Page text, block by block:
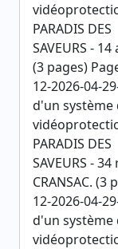
PARADIS DES
SAVEURS -
(3 pages)
12-2026-04-
d'un système
PARADIS DES
SAVEURS -
CRANSAC. (3
12-2026-04-
d'un système